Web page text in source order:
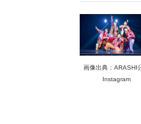
ビジネス
ITエンジ
画像出典：ARASHI
Instagram